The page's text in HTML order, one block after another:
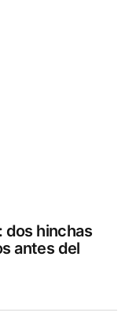
dos hinchas
antes del